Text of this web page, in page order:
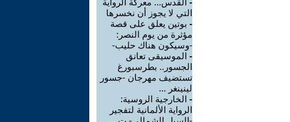
- القدس... معركة الرواية
التي لا يجوز أن نخسرها
- بوتين يعلق على قصة
مؤثرة من يوم النصر:
-وسيكون هناك حليب-
- الموسيقى تعانق
الجسور.. بطرسبورغ
تستضيف مهرجان -جسور
لينينغر ...
- الخارجية الروسية:
الرواية الألمانية لتفجير